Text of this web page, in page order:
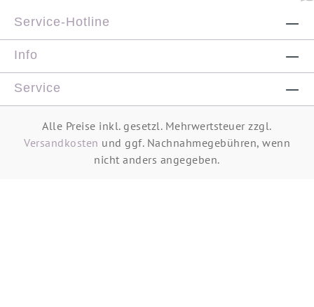
Service-Hotline
Info
Service
Alle Preise inkl. gesetzl. Mehrwertsteuer zzgl.
Versandkosten und ggf. Nachnahmegebühren, wenn
nicht anders angegeben.